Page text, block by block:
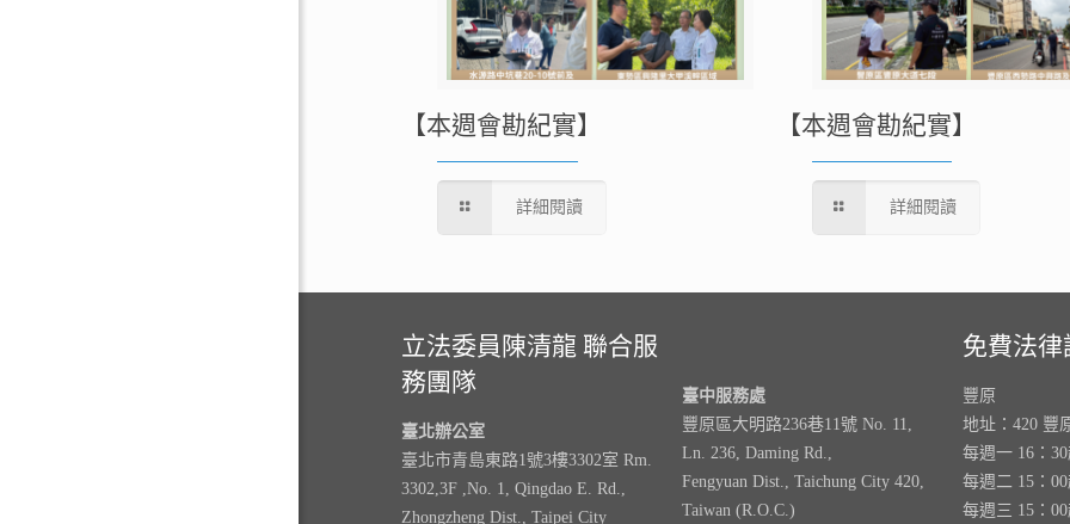
【本週會勘紀實】
詳細閱讀
【本週會勘紀實】
詳細閱讀
立法委員陳清龍 聯合服
務團隊
臺北辦公室
臺北市青島東路1號3樓3302室 Rm.
3302,3F ,No. 1, Qingdao E. Rd.,
Zhongzheng Dist., Taipei City
臺中服務處
豐原區大明路236巷11號 No. 11,
Ln. 236, Daming Rd.,
Fengyuan Dist., Taichung City 420,
Taiwan (R.O.C.)
免費法律
豐原
地址：420 豐
每週一 16：
每週二 15：
每週三 15：